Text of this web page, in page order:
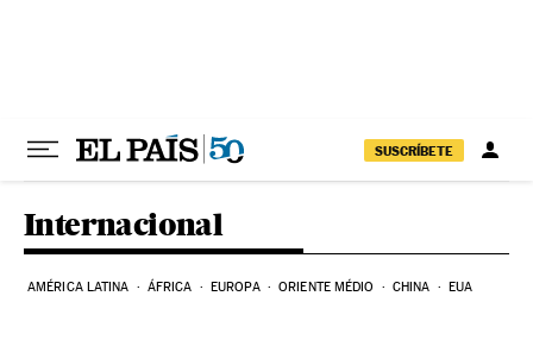
SUSCRÍBETE
Internacional
AMÉRICA LATINA ÁFRICA EUROPA ORIENTE MÉDIO CHINA EUA